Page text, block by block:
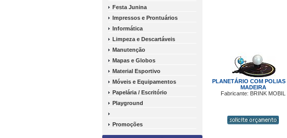
Festa Junina
Impressos e Prontuários
Informática
Limpeza e Descartáveis
Manutenção
Mapas e Globos
Material Esportivo
Móveis e Equipamentos
Papelária / Escritório
Playground
Promoções
PLANETÁRIO COM POLIAS
MADEIRA
Fabricante: BRINK MOBIL